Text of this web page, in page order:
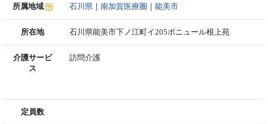
所属地域 石川県 ｜南加賀医療圏 ｜能美市
所在地 石川県能美市下ノ江町イ205ボニュール根上苑
介護サービ
ス
訪問介護
定員数